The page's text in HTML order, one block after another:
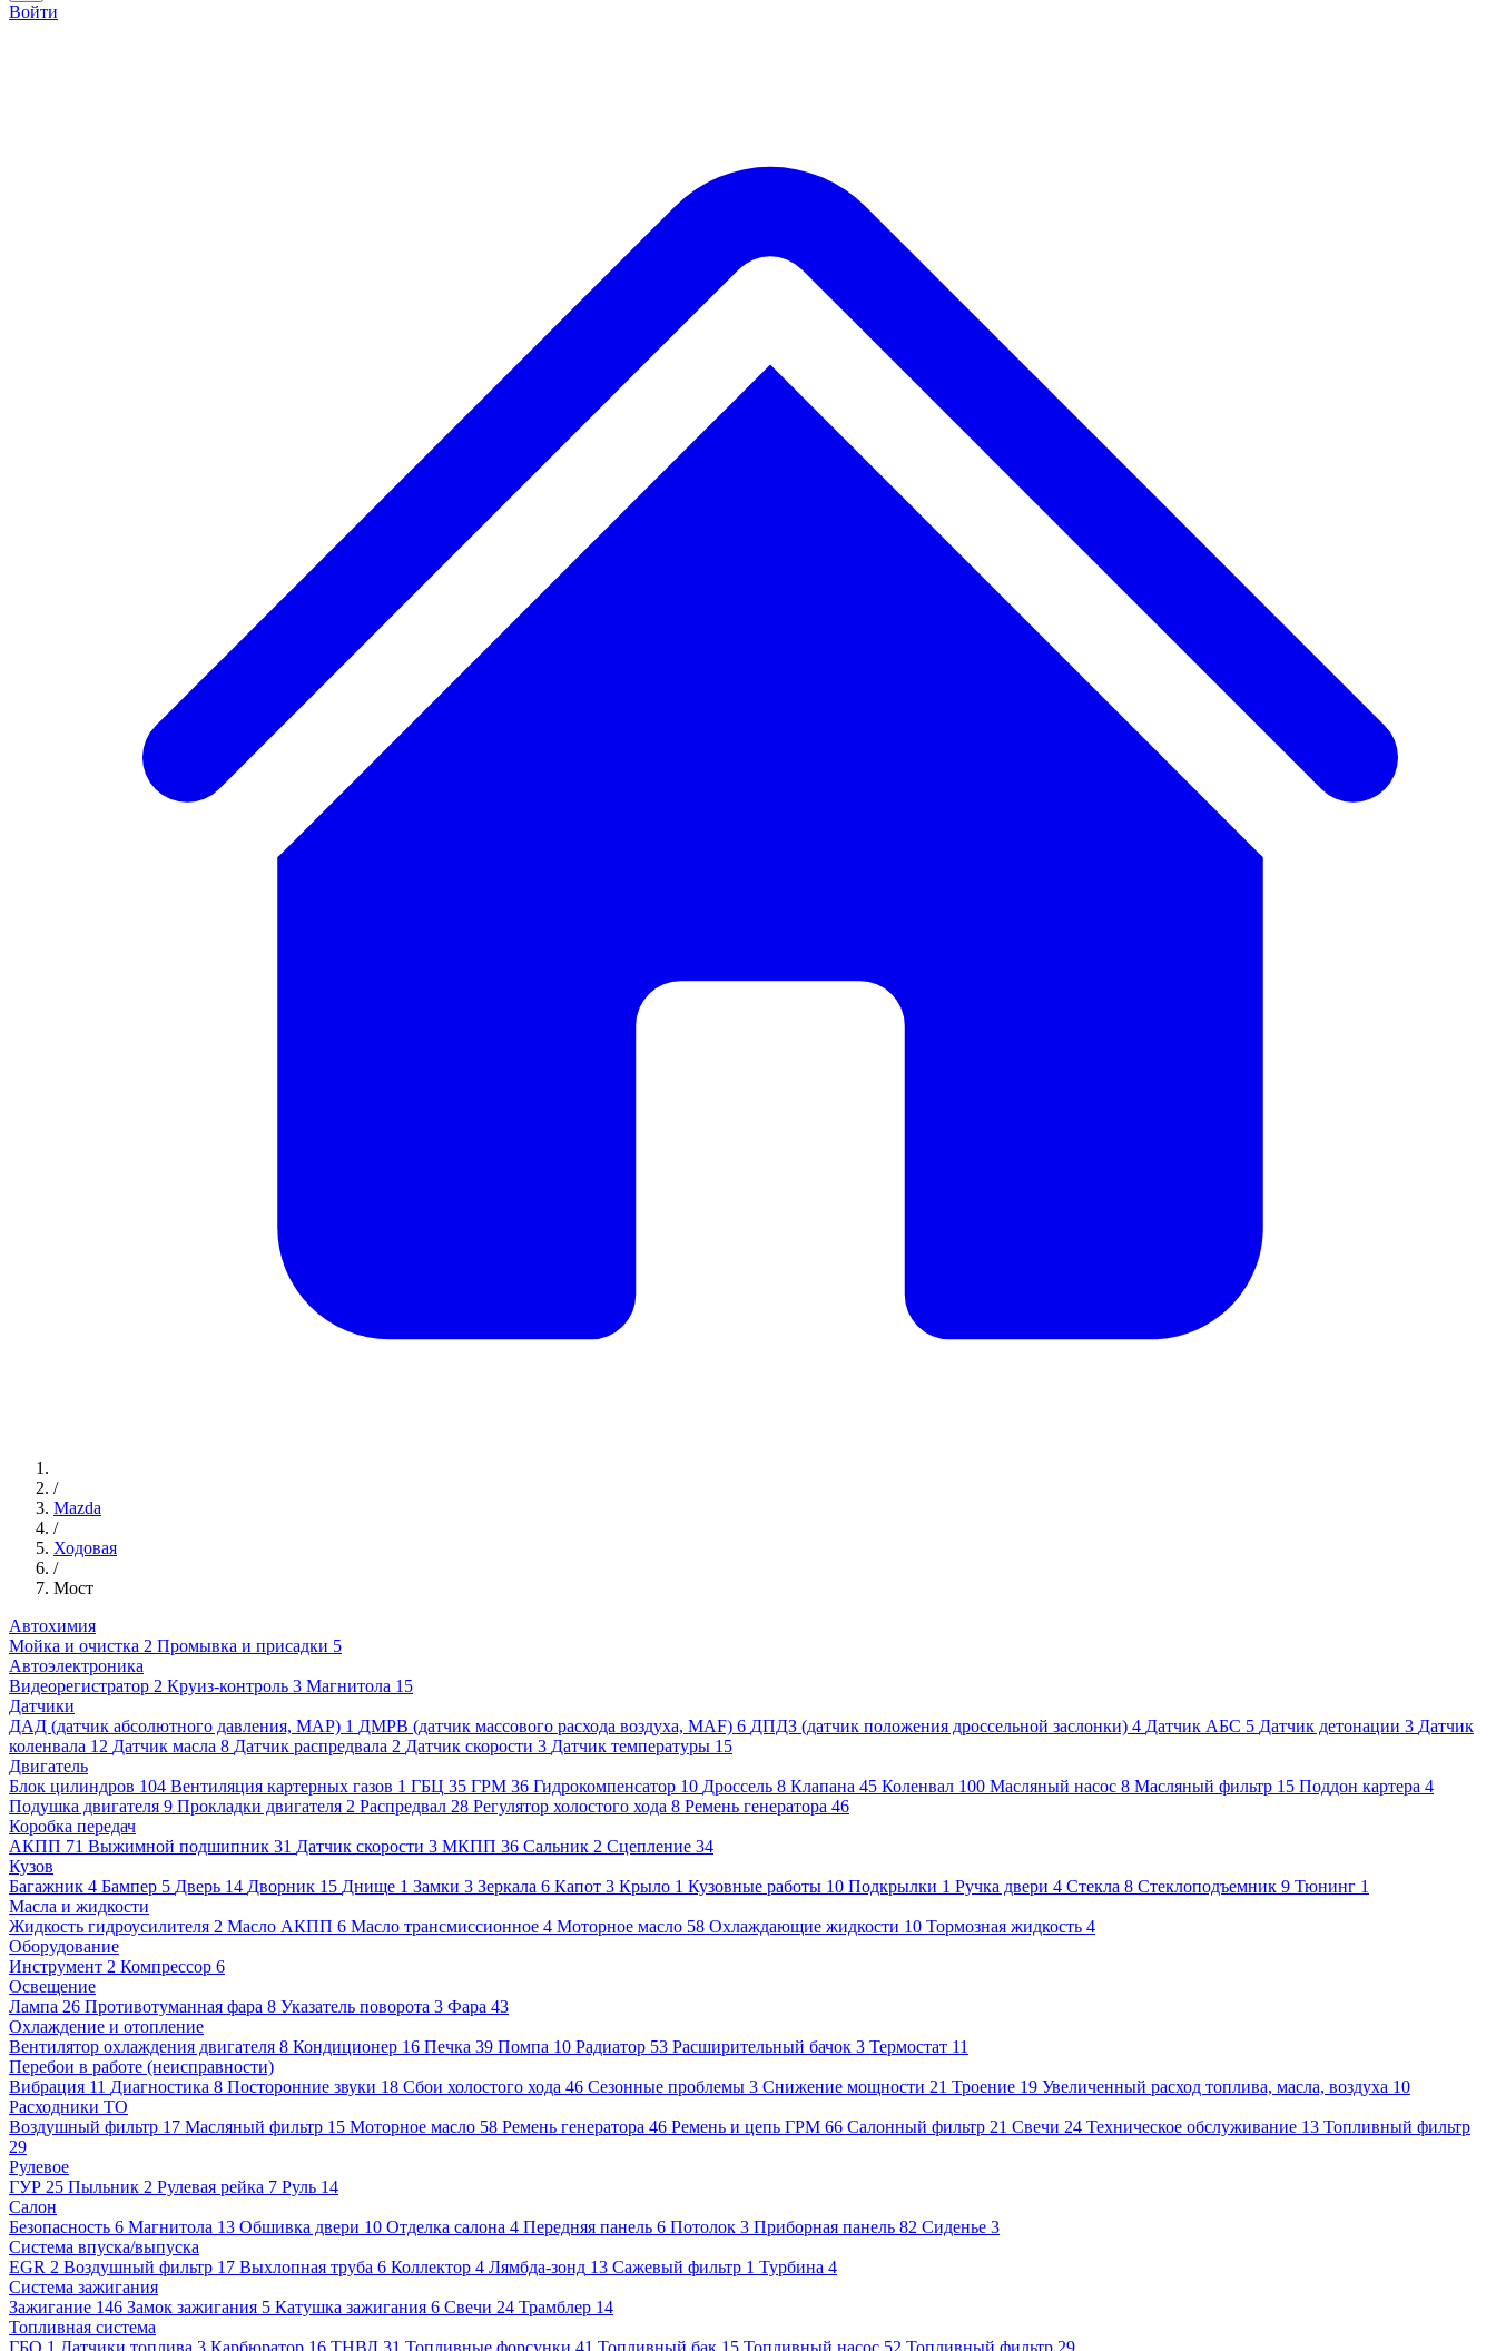
Войти
/
Mazda
/
Ходовая
/
Мост
Автохимия
Мойка и очистка 2 Промывка и присадки 5
Автоэлектроника
Видеорегистратор 2 Круиз-контроль 3 Магнитола 15
Датчики
ДАД (датчик абсолютного давления, MAP) 1 ДМРВ (датчик массового расхода воздуха, MAF) 6 ДПДЗ (датчик положения дроссельной заслонки) 4 Датчик АБС 5 Датчик детонации 3 Датчик
коленвала 12 Датчик масла 8 Датчик распредвала 2 Датчик скорости 3 Датчик температуры 15
Двигатель
Блок цилиндров 104 Вентиляция картерных газов 1 ГБЦ 35 ГРМ 36 Гидрокомпенсатор 10 Дроссель 8 Клапана 45 Коленвал 100 Масляный насос 8 Масляный фильтр 15 Поддон картера 4
Подушка двигателя 9 Прокладки двигателя 2 Распредвал 28 Регулятор холостого хода 8 Ремень генератора 46
Коробка передач
АКПП 71 Выжимной подшипник 31 Датчик скорости 3 МКПП 36 Сальник 2 Сцепление 34
Кузов
Багажник 4 Бампер 5 Дверь 14 Дворник 15 Днище 1 Замки 3 Зеркала 6 Капот 3 Крыло 1 Кузовные работы 10 Подкрылки 1 Ручка двери 4 Стекла 8 Стеклоподъемник 9 Тюнинг 1
Масла и жидкости
Жидкость гидроусилителя 2 Масло АКПП 6 Масло трансмиссионное 4 Моторное масло 58 Охлаждающие жидкости 10 Тормозная жидкость 4
Оборудование
Инструмент 2 Компрессор 6
Освещение
Лампа 26 Противотуманная фара 8 Указатель поворота 3 Фара 43
Охлаждение и отопление
Вентилятор охлаждения двигателя 8 Кондиционер 16 Печка 39 Помпа 10 Радиатор 53 Расширительный бачок 3 Термостат 11
Перебои в работе (неисправности)
Вибрация 11 Диагностика 8 Посторонние звуки 18 Сбои холостого хода 46 Сезонные проблемы 3 Снижение мощности 21 Троение 19 Увеличенный расход топлива, масла, воздуха 10
Расходники ТО
Воздушный фильтр 17 Масляный фильтр 15 Моторное масло 58 Ремень генератора 46 Ремень и цепь ГРМ 66 Салонный фильтр 21 Свечи 24 Техническое обслуживание 13 Топливный фильтр
29
Рулевое
ГУР 25 Пыльник 2 Рулевая рейка 7 Руль 14
Салон
Безопасность 6 Магнитола 13 Обшивка двери 10 Отделка салона 4 Передняя панель 6 Потолок 3 Приборная панель 82 Сиденье 3
Система впуска/выпуска
EGR 2 Воздушный фильтр 17 Выхлопная труба 6 Коллектор 4 Лямбда-зонд 13 Сажевый фильтр 1 Турбина 4
Система зажигания
Зажигание 146 Замок зажигания 5 Катушка зажигания 6 Свечи 24 Трамблер 14
Топливная система
ГБО 1 Датчики топлива 3 Карбюратор 16 ТНВД 31 Топливные форсунки 41 Топливный бак 15 Топливный насос 52 Топливный фильтр 29